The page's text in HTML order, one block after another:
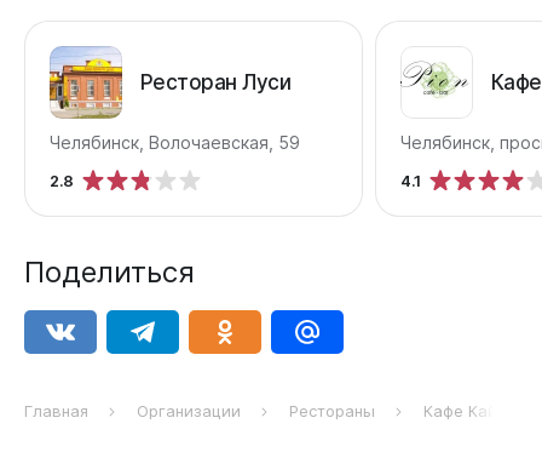
Ресторан Луси
Челябинск, Волочаевская, 59
2.8
Челябинск,
4.1
Поделиться
Главная Организации Рестораны Кафе Кайф